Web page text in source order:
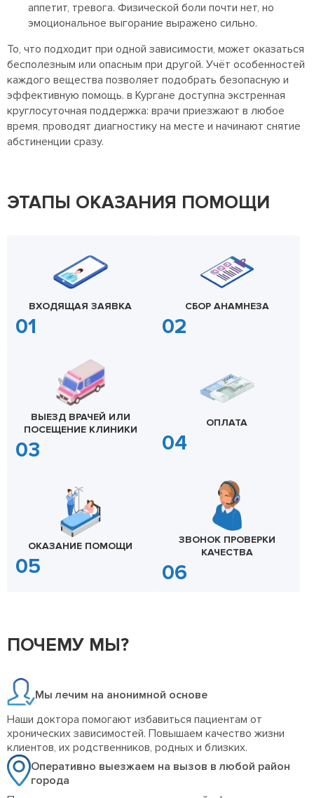
аппетит, тревога. Физической боли почти нет, но
эмоциональное выгорание выражено сильно.
То, что подходит при одной зависимости, может оказаться
бесполезным или опасным при другой. Учёт особенностей
каждого вещества позволяет подобрать безопасную и
эффективную помощь. в Кургане доступна экстренная
круглосуточная поддержка: врачи приезжают в любое
время, проводят диагностику на месте и начинают снятие
абстиненции сразу.
ЭТАПЫ ОКАЗАНИЯ ПОМОЩИ
ВХОДЯЩАЯ ЗАЯВКА СБОР АНАМНЕЗА
ВЫЕЗД ВРАЧЕЙ ИЛИ
ПОСЕЩЕНИЕ КЛИНИКИ
ОПЛАТА
ОКАЗАНИЕ ПОМОЩИ
ЗВОНОК ПРОВЕРКИ
КАЧЕСТВА
ПОЧЕМУ МЫ?
Мы лечим на анонимной основе
Наши доктора помогают избавиться пациентам от
хронических зависимостей. Повышаем качество жизни
клиентов, их родственников, родных и близких.
Оперативно выезжаем на вызов в любой район
города